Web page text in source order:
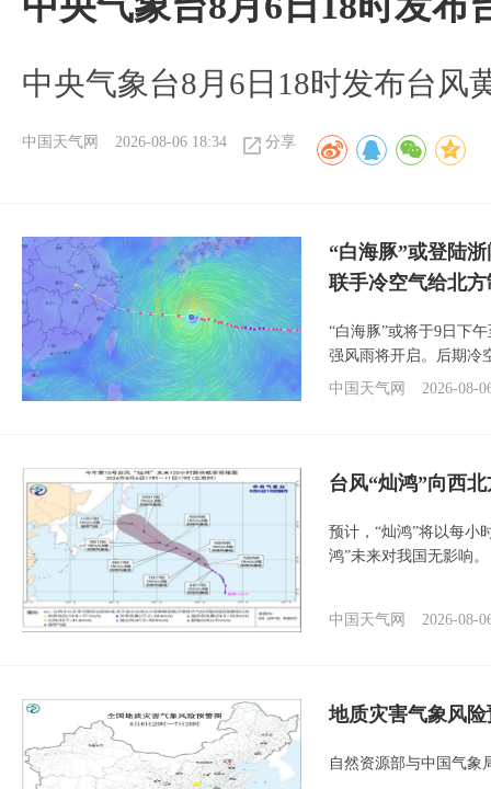
中央气象台8月6日18时发布台风
中国天气网 2026-08-06 18:34 分享
“白海豚”或登陆
联手冷空气给北
“白海豚”或将于9日下
强风雨将开启。后期冷
中国天气网
2026-08-
台风“灿鸿”向西
预计，“灿鸿”将以每小
鸿”未来对我国无影响。
中国天气网 2026-08-
地质灾害气象风
自然资源部与中国气象